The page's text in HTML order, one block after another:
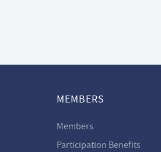
MEMBERS
Members
Participation Benefits